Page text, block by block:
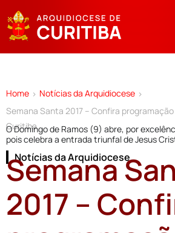
Home > Notícias da Arquidiocese >
Semana Santa 2017 – Confira
Curitiba
O Domingo de Ramos (9) abre, por
pois celebra a entrada triunfal de Jesus
Notícias da Arquidiocese
Semana
2017 –